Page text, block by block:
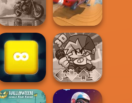
Agame: Stunt
Cars
Ball Surfer 3D
3D Moto
Simulator 2
City Driver:
Destroy Car